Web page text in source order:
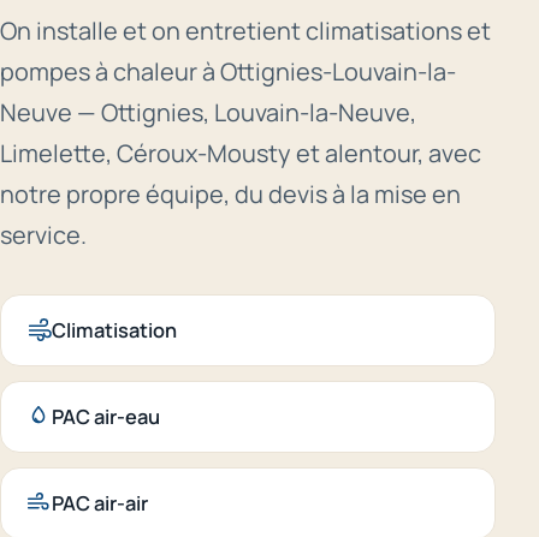
On installe et on entretient climatisations et
pompes à chaleur à Ottignies-Louvain-la-
Neuve — Ottignies, Louvain-la-Neuve,
Limelette, Céroux-Mousty et alentour, avec
notre propre équipe, du devis à la mise en
service.
Climatisation
PAC air-eau
PAC air-air